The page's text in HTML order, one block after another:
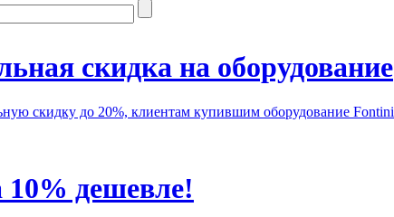
скидка на оборудование
скидку до 20%, клиентам купившим оборудование Fontini
дешевле!